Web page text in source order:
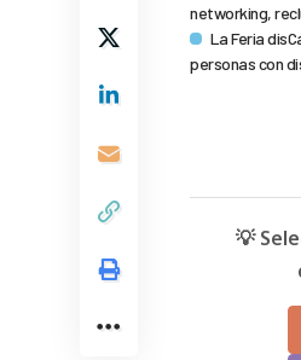
networking,
La Feria
personas con
💡